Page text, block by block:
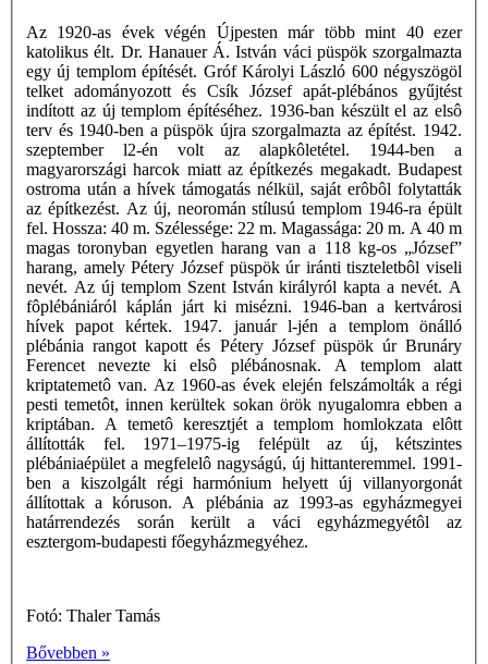
Az 1920-as évek végén Újpesten már több mint 40 ezer
katolikus élt. Dr. Hanauer Á. István váci püspök szorgalmazta
egy új templom építését. Gróf Károlyi László 600 négyszögöl
telket adományozott és Csík József apát-plébános gyűjtést
indított az új templom építéséhez. 1936-ban készült el az elsô
terv és 1940-ben a püspök újra szorgalmazta az építést. 1942.
szeptember l2-én volt az alapkôletétel. 1944-ben a
magyarországi harcok miatt az építkezés megakadt. Budapest
ostroma után a hívek támogatás nélkül, saját erôbôl folytatták
az építkezést. Az új, neoromán stílusú templom 1946-ra épült
fel. Hossza: 40 m. Szélessége: 22 m. Magassága: 20 m. A 40 m
magas toronyban egyetlen harang van a 118 kg-os „József”
harang, amely Pétery József püspök úr iránti tiszteletbôl viseli
nevét. Az új templom Szent István királyról kapta a nevét. A
fôplébániáról káplán járt ki misézni. 1946-ban a kertvárosi
hívek papot kértek. 1947. január l-jén a templom önálló
plébánia rangot kapott és Pétery József püspök úr Brunáry
Ferencet nevezte ki elsô plébánosnak. A templom alatt
kriptatemetô van. Az 1960-as évek elején felszámolták a régi
pesti temetôt, innen kerültek sokan örök nyugalomra ebben a
kriptában. A temetô keresztjét a templom homlokzata elôtt
állították fel. 1971–1975-ig felépült az új, kétszintes
plébániaépület a megfelelô nagyságú, új hittanteremmel. 1991-
ben a kiszolgált régi harmónium helyett új villanyorgonát
állítottak a kóruson. A plébánia az 1993-as egyházmegyei
határrendezés során került a váci egyházmegyétôl az
esztergom-budapesti főegyházmegyéhez.
Fotó: Thaler Tamás
Bővebben »